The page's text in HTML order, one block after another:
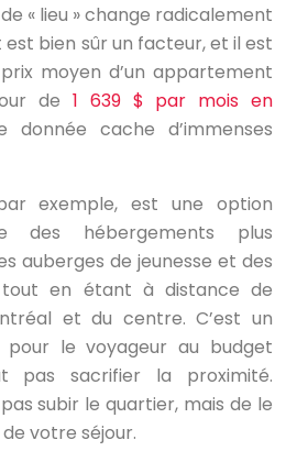
« lieu » change radicalement
bien sûr un facteur, et il est
moyen d’un appartement
de 1 639 $ par mois en
cache d’immenses
exemple, est une option
des hébergements plus
auberges de jeunesse et des
tout en étant à distance de
et du centre. C’est un
pour le voyageur au budget
pas sacrifier la proximité.
subir le quartier, mais de le
votre séjour.